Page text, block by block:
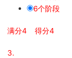
6个阶段
满分4 得分4
3.